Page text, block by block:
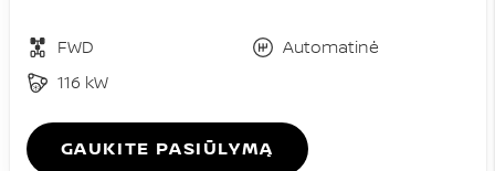
FWD
Automatinė
116 kW
GAUKITE PASIŪLYMĄ